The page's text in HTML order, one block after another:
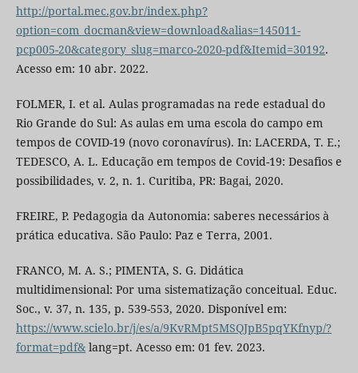
http://portal.mec.gov.br/index.php?
option=com_docman&view=download&alias=145011-
pcp005-20&category_slug=marco-2020-pdf&Itemid=30192.
Acesso em: 10 abr. 2022.
FOLMER, I. et al. Aulas programadas na rede estadual do
Rio Grande do Sul: As aulas em uma escola do campo em
tempos de COVID-19 (novo coronavírus). In: LACERDA, T. E.;
TEDESCO, A. L. Educação em tempos de Covid-19: Desafios e
possibilidades, v. 2, n. 1. Curitiba, PR: Bagai, 2020.
FREIRE, P. Pedagogia da Autonomia: saberes necessários à
prática educativa. São Paulo: Paz e Terra, 2001.
FRANCO, M. A. S.; PIMENTA, S. G. Didática
multidimensional: Por uma sistematização conceitual. Educ.
Soc., v. 37, n. 135, p. 539-553, 2020. Disponível em:
https://www.scielo.br/j/es/a/9KvRMpt5MSQJpB5pqYKfnyp/?
format=pdf&lang=pt. Acesso em: 01 fev. 2023.